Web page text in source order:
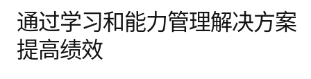
通过学习和能力管理解决方案
提高绩效